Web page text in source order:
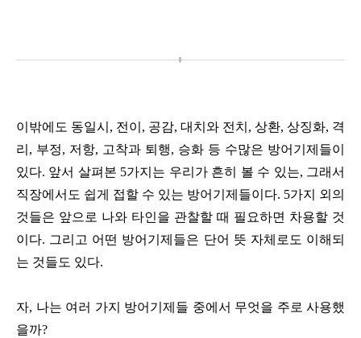
이밖에도 동일시, 전이, 공감, 대치와 전치, 상환, 상징화, 격
리, 부정, 저항, 고착과 퇴행, 승화 등 수많은 방어기제들이
있다. 앞서 살펴본 5가지는 우리가 흔히 볼 수 있는, 그래서
직장에서도 쉽게 접할 수 있는 방어기제들이다. 5가지 외의
것들은 앞으로 나와 타인을 관찰할 때 필요하면 차용할 것
이다. 그리고 어떤 방어기제들은 단어 뜻 자체로도 이해되
는 것들도 있다.
자, 나는 여러 가지 방어기제들 중에서 무엇을 주로 사용했
을까?